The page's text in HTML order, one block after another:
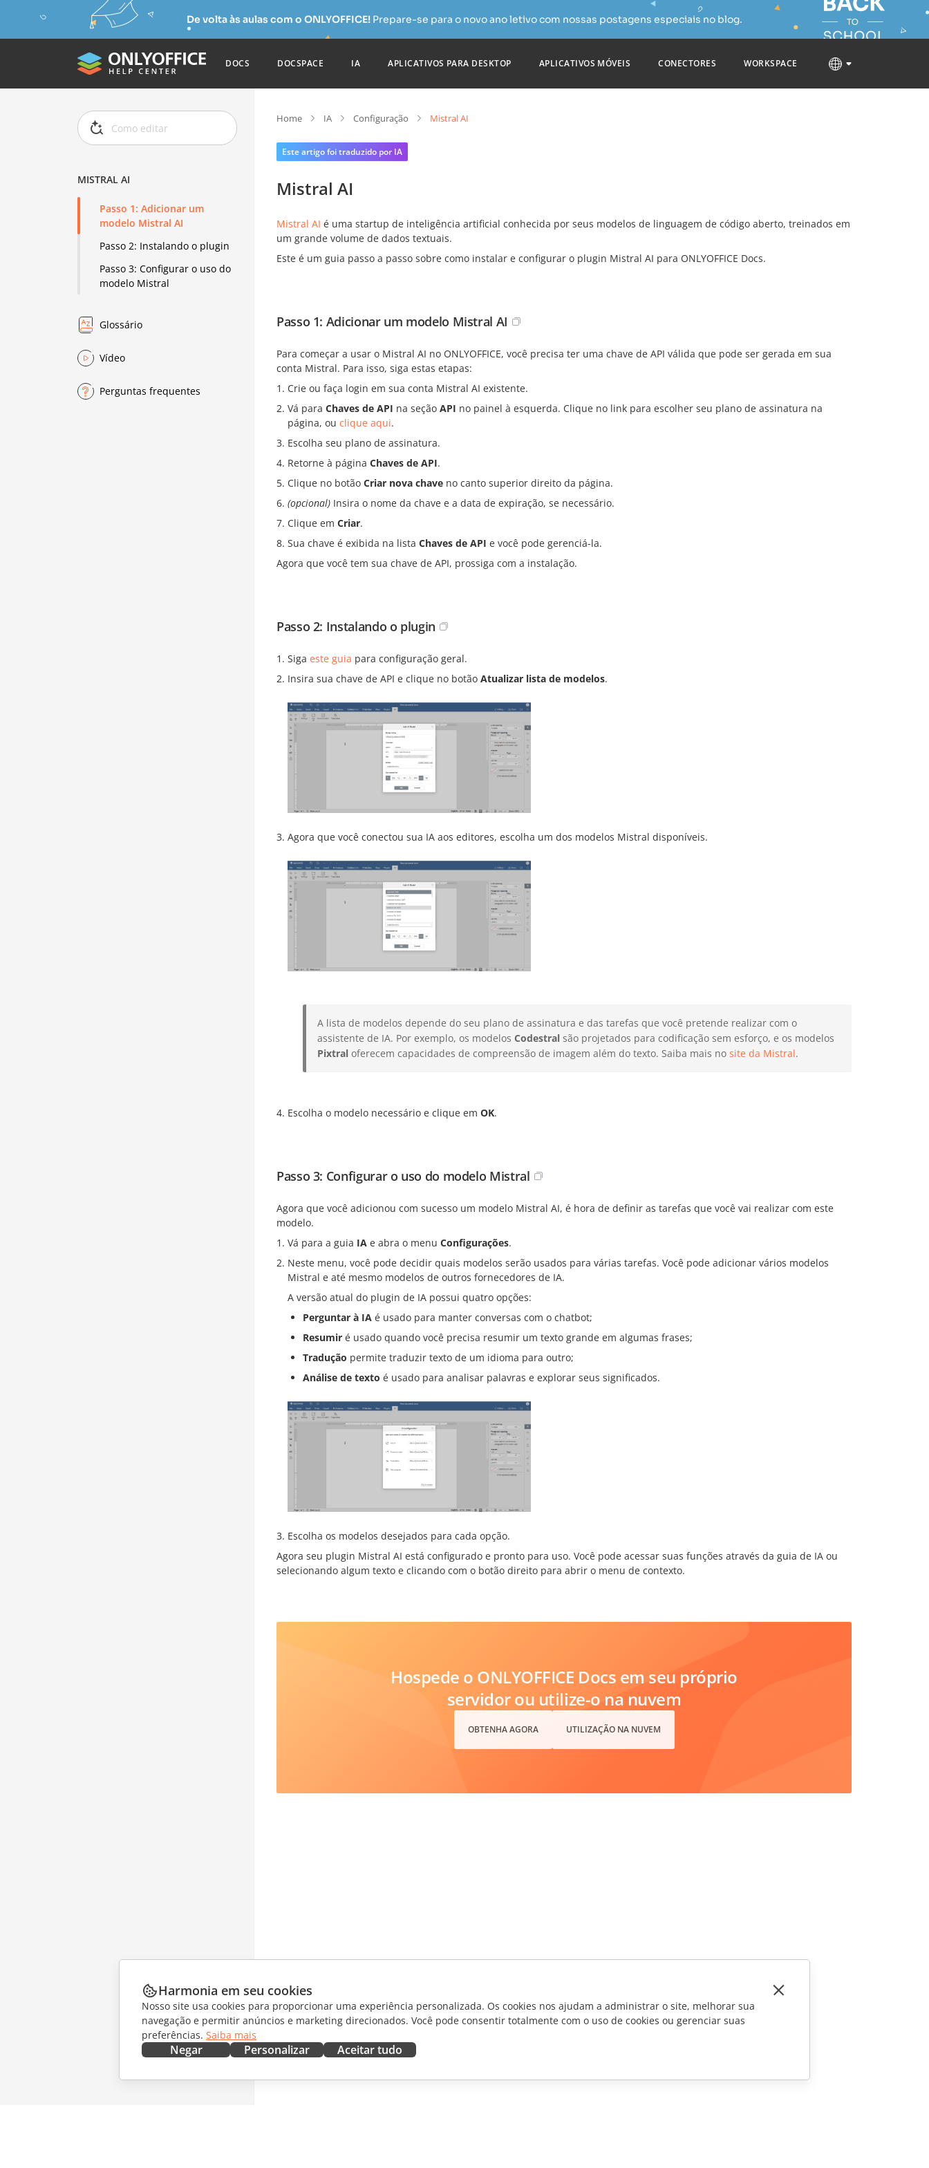
De volta às aulas com o ONLYOFFICE! Prepare-se para o novo ano letivo com nossas postagens especiais no blog.
DOCS DOCSPACE IA APLICATIVOS PARA DESKTOP APLICATIVOS MÓVEIS CONECTORES WORKSPACE
MISTRAL AI
Passo 1: Adicionar um
modelo Mistral AI
Passo 2: Instalando o plugin
Passo 3: Configurar o uso do
modelo Mistral
Glossário
Vídeo
Perguntas frequentes
Home IA Configuração Mistral AI
Este artigo foi traduzido por IA
Mistral AI
Mistral AI é uma startup de inteligência artificial conhecida por seus modelos de linguagem de código aberto, treinados em
um grande volume de dados textuais.
Este é um guia passo a passo sobre como instalar e configurar o plugin Mistral AI para ONLYOFFICE Docs.
Passo 1: Adicionar um modelo Mistral AI
Para começar a usar o Mistral AI no ONLYOFFICE, você precisa ter uma chave de API válida que pode ser gerada em sua
conta Mistral. Para isso, siga estas etapas:
Crie ou faça login em sua conta Mistral AI existente.
Vá para Chaves de API na seção API no painel à esquerda. Clique no link para escolher seu plano de assinatura na
página, ou clique aqui.
Escolha seu plano de assinatura.
Retorne à página Chaves de API.
Clique no botão Criar nova chave no canto superior direito da página.
(opcional) Insira o nome da chave e a data de expiração, se necessário.
Clique em Criar.
Sua chave é exibida na lista Chaves de API e você pode gerenciá-la.
Agora que você tem sua chave de API, prossiga com a instalação.
Passo 2: Instalando o plugin
Siga este guia para configuração geral.
Insira sua chave de API e clique no botão Atualizar lista de modelos.
Agora que você conectou sua IA aos editores, escolha um dos modelos Mistral disponíveis.
A lista de modelos depende do seu plano de assinatura e das tarefas que você pretende realizar com o
assistente de IA. Por exemplo, os modelos Codestral são projetados para codificação sem esforço, e os modelos
Pixtral oferecem capacidades de compreensão de imagem além do texto. Saiba mais no site da Mistral.
Escolha o modelo necessário e clique em OK.
Passo 3: Configurar o uso do modelo Mistral
Agora que você adicionou com sucesso um modelo Mistral AI, é hora de definir as tarefas que você vai realizar com este
modelo.
Vá para a guia IA e abra o menu Configurações.
Neste menu, você pode decidir quais modelos serão usados para várias tarefas. Você pode adicionar vários modelos
Mistral e até mesmo modelos de outros fornecedores de IA.
A versão atual do plugin de IA possui quatro opções:
Perguntar à IA é usado para manter conversas com o chatbot;
Resumir é usado quando você precisa resumir um texto grande em algumas frases;
Tradução permite traduzir texto de um idioma para outro;
Análise de texto é usado para analisar palavras e explorar seus significados.
Escolha os modelos desejados para cada opção.
Agora seu plugin Mistral AI está configurado e pronto para uso. Você pode acessar suas funções através da guia de IA ou
selecionando algum texto e clicando com o botão direito para abrir o menu de contexto.
Hospede o ONLYOFFICE Docs em seu próprio
servidor ou utilize-o na nuvem
OBTENHA AGORA UTILIZAÇÃO NA NUVEM
Harmonia em seu cookies
Nosso site usa cookies para proporcionar uma experiência personalizada. Os cookies nos ajudam a administrar o site, melhorar sua
navegação e permitir anúncios e marketing direcionados. Você pode consentir totalmente com o uso de cookies ou gerenciar suas
preferências. Saiba mais
Negar Personalizar Aceitar tudo